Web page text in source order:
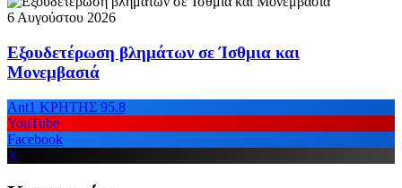
6 Αυγούστου 2026
Εξουδετέρωση βλημάτων σε Ίσθμια και
Μονεμβασιά
Ant1 ΚΡΗΤΗΣ 95.8
YouTube
Facebook
X